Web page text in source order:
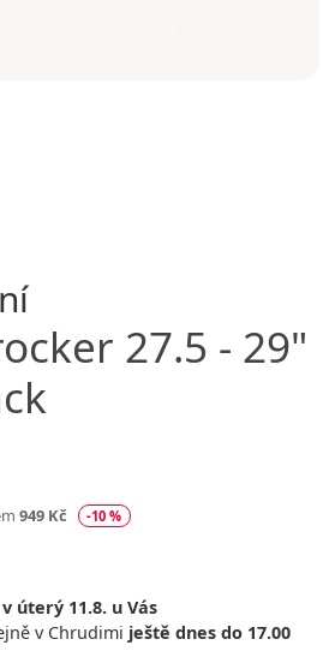
27.5 - 29"
949 Kč -10 %
v úterý 11.8. u Vás
v Chrudimi ještě dnes do 17.00